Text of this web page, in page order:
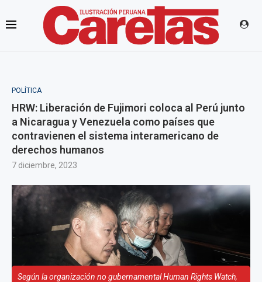
POLÍTICA
HRW: Liberación de Fujimori coloca al Perú junto
a Nicaragua y Venezuela como países que
contravienen el sistema interamericano de
derechos humanos
7 diciembre, 2023
Según la organización no gubernamental Human Rights Watch,